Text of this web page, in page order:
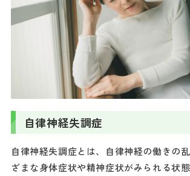
自律神経失調症
自律神経失調症とは、自律神経の働きの
ざまな身体症状や精神症状がみられる状